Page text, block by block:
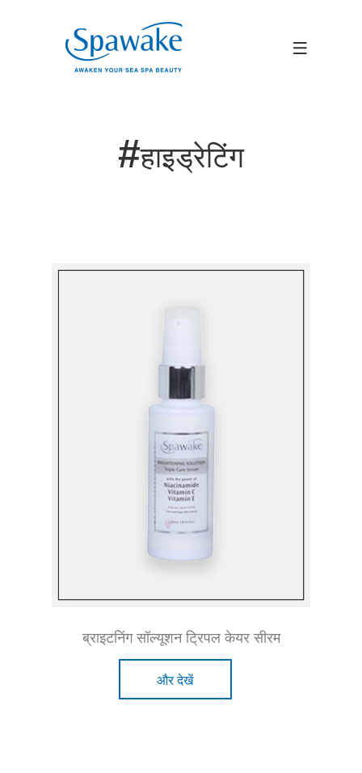
#हाइड्रेटिंग
ब्राइटनिंग सॉल्यूशन ट्रिपल केयर सीरम
और देखें